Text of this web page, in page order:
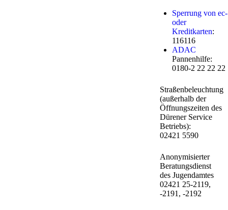
Sperrung von ec-
oder
Kreditkarten:
116116
ADAC
Pannenhilfe:
0180-2 22 22 22
Straßenbeleuchtung
(außerhalb der
Öffnungszeiten des
Dürener Service
Betriebs):
02421 5590
Anonymisierter
Beratungsdienst
des Jugendamtes
02421 25-2119,
-2191, -2192